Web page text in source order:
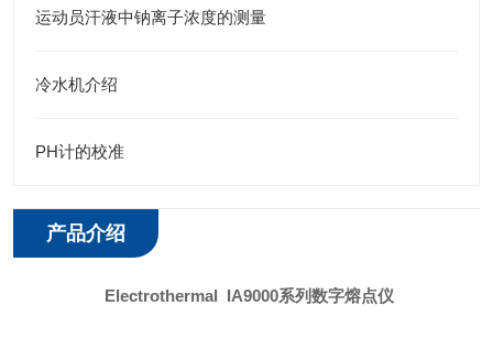
运动员汗液中钠离子浓度的测量
冷水机介绍
PH计的校准
产品介绍
Electrothermal IA9000系列数字熔点仪